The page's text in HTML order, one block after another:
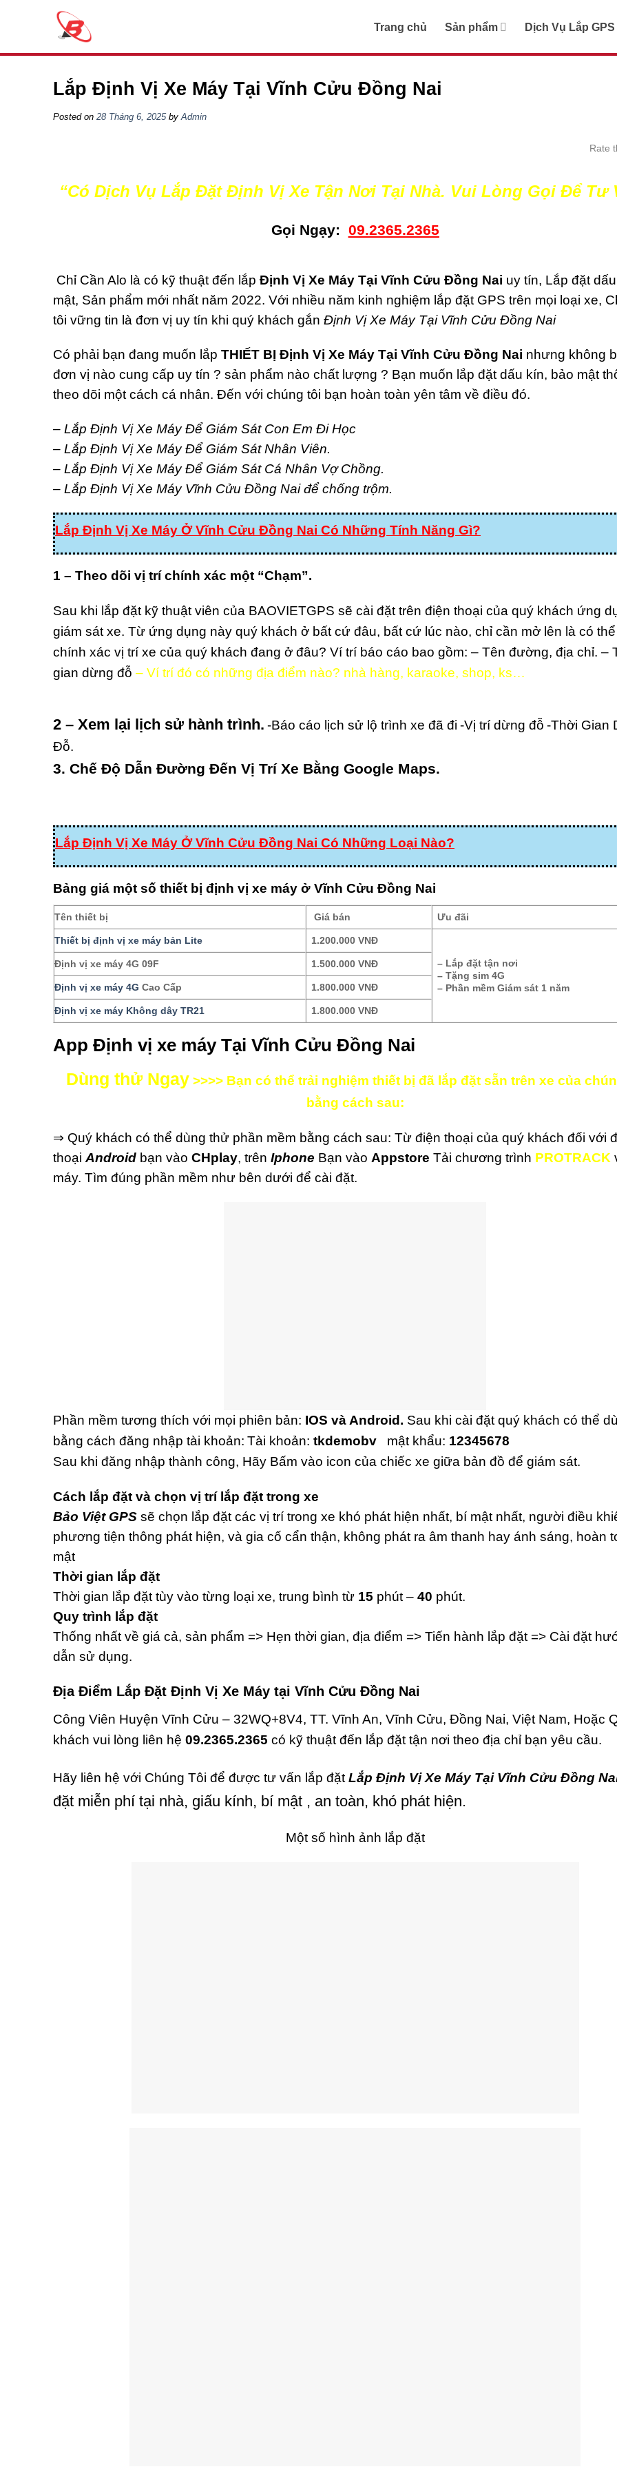
Trang chủ Sản phẩm Dịch Vụ Lắp GPS
Lắp Định Vị Xe Máy Tại Vĩnh Cửu Đồng Nai
Posted on 28 Tháng 6, 2025by Admin
Rate
“Có Dịch Vụ Lắp Đặt Định Vị Xe Tận Nơi Tại Nhà. Vui Lòng Gọi Để Tư
Gọi Ngạy: 09.2365.2365
Chỉ Cần Alo là có kỹ thuật đến lắp Định Vị Xe Máy Tại Vĩnh Cửu Đồng Nai uy tín, Lắp đặt
mật, Sản phẩm mới nhất năm 2022. Với nhiều năm kinh nghiệm lắp đặt GPS trên mọi loại xe,
tôi vững tin là đơn vị uy tín khi quý khách gắn Định Vị Xe Máy Tại Vĩnh Cửu Đồng Nai
Có phải bạn đang muốn lắp THIẾT BỊ Định Vị Xe Máy Tại Vĩnh Cửu Đồng Nai nhưng không
đơn vị nào cung cấp uy tín ? sản phẩm nào chất lượng ? Bạn muốn lắp đặt dấu kín, bảo mật
theo dõi một cách cá nhân. Đến với chúng tôi bạn hoàn toàn yên tâm về điều đó.
– Lắp Định Vị Xe Máy Để Giám Sát Con Em Đi Học
– Lắp Định Vị Xe Máy Để Giám Sát Nhân Viên.
– Lắp Định Vị Xe Máy Để Giám Sát Cá Nhân Vợ Chồng.
– Lắp Định Vị Xe Máy Vĩnh Cửu Đồng Nai để chống trộm.
Lắp Định Vị Xe Máy Ở Vĩnh Cửu Đồng Nai Có Những Tính Năng Gì?
1 – Theo dõi vị trí chính xác một “Chạm”.
Sau khi lắp đặt kỹ thuật viên của BAOVIETGPS sẽ cài đặt trên điện thoại của quý khách ứng
giám sát xe. Từ ứng dụng này quý khách ở bất cứ đâu, bất cứ lúc nào, chỉ cần mở lên là có
chính xác vị trí xe của quý khách đang ở đâu? Ví trí báo cáo bao gồm: – Tên đường, địa chỉ. –
gian dừng đỗ – Ví trí đó có những địa điểm nào? nhà hàng, karaoke, shop, ks…
2 – Xem lại lịch sử hành trình. -Báo cáo lịch sử lộ trình xe đã đi -Vị trí dừng đỗ -Thời Gian
Đỗ.
3. Chế Độ Dẫn Đường Đến Vị Trí Xe Bằng Google Maps.
Lắp Định Vị Xe Máy Ở Vĩnh Cửu Đồng Nai Có Những Loại Nào?
Bảng giá một số thiết bị định vị xe máy ở Vĩnh Cửu Đồng Nai
Tên thiết bị Giá bán Ưu đãi
Thiết bị định vị xe máy bản Lite 1.200.000 VNĐ
– Lắp đặt tận nơi
– Tặng sim 4G
– Phần mềm Giám sát 1 năm
Định vị xe máy 4G 09F 1.500.000 VNĐ
Định vị xe máy 4G Cao Cấp 1.800.000 VNĐ
Định vị xe máy Không dây TR21 1.800.000 VNĐ
App Định vị xe máy Tại Vĩnh Cửu Đồng Nai
Dùng thử Ngay>>>> Bạn có thể trải nghiệm thiết bị đã lắp đặt sẵn trên xe của
bằng cách sau:
⇒ Quý khách có thể dùng thử phần mềm bằng cách sau: Từ điện thoại của quý khách đối với
thoại Android bạn vào CHplay, trên Iphone Bạn vào Appstore Tải chương trình PROTRACK
máy. Tìm đúng phần mềm như bên dưới để cài đặt.
Phần mềm tương thích với mọi phiên bản: IOS và Android. Sau khi cài đặt quý khách có thể
bằng cách đăng nhập tài khoản: Tài khoản: tkdemobv mật khẩu: 12345678
Sau khi đăng nhập thành công, Hãy Bấm vào icon của chiếc xe giữa bản đồ để giám sát.
Cách lắp đặt và chọn vị trí lắp đặt trong xe
Bảo Việt GPS sẽ chọn lắp đặt các vị trí trong xe khó phát hiện nhất, bí mật nhất, người điều
phương tiện thông phát hiện, và gia cố cẩn thận, không phát ra âm thanh hay ánh sáng, hoàn
mật
Thời gian lắp đặt
Thời gian lắp đặt tùy vào từng loại xe, trung bình từ 15 phút – 40 phút.
Quy trình lắp đặt
Thống nhất về giá cả, sản phẩm => Hẹn thời gian, địa điểm => Tiến hành lắp đặt => Cài đặt
dẫn sử dụng.
Địa Điểm Lắp Đặt Định Vị Xe Máy tại Vĩnh Cửu Đồng Nai
Công Viên Huyện Vĩnh Cửu – 32WQ+8V4, TT. Vĩnh An, Vĩnh Cửu, Đồng Nai, Việt Nam, Hoặc
khách vui lòng liên hệ 09.2365.2365 có kỹ thuật đến lắp đặt tận nơi theo địa chỉ bạn yêu cầu.
Hãy liên hệ với Chúng Tôi để được tư vấn lắp đặt Lắp Định Vị Xe Máy Tại Vĩnh Cửu Đồng
đặt miễn phí tại nhà, giấu kính, bí mật , an toàn, khó phát hiện.
Một số hình ảnh lắp đặt